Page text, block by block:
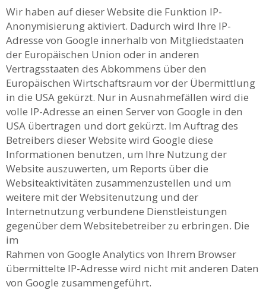
Wir haben auf dieser Website die Funktion IP-
Anonymisierung aktiviert. Dadurch wird Ihre IP-
Adresse von Google innerhalb von Mitgliedstaaten
der Europäischen Union oder in anderen
Vertragsstaaten des Abkommens über den
Europäischen Wirtschaftsraum vor der Übermittlung
in die USA gekürzt. Nur in Ausnahmefällen wird die
volle IP-Adresse an einen Server von Google in den
USA übertragen und dort gekürzt. Im Auftrag des
Betreibers dieser Website wird Google diese
Informationen benutzen, um Ihre Nutzung der
Website auszuwerten, um Reports über die
Websiteaktivitäten zusammenzustellen und um
weitere mit der Websitenutzung und der
Internetnutzung verbundene Dienstleistungen
gegenüber dem Websitebetreiber zu erbringen. Die
im
Rahmen von Google Analytics von Ihrem Browser
übermittelte IP-Adresse wird nicht mit anderen Daten
von Google zusammengeführt.